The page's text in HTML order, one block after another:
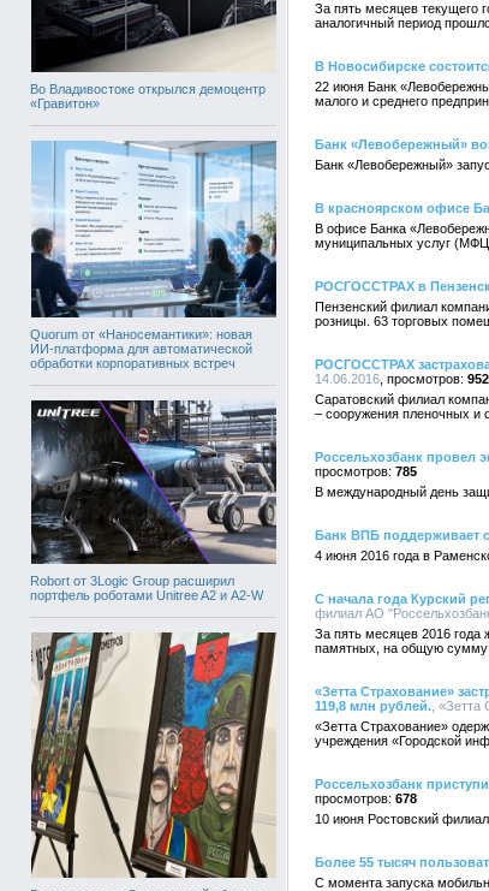
Во Владивостоке открылся демоцентр
«Гравитон»
Quorum от «Наносемантики»: новая
ИИ-платформа для автоматической
обработки корпоративных встреч
Robort от 3Logic Group расширил
портфель роботами Unitree A2 и A2-W
За пять месяцев текущего
аналогичный период
В Новосибирске
22 июня Банк
малого и среднего
Банк «Левобережный»
Банк «Левобережный»
В красноярском офисе
В офисе Банка
муниципальных услуг
РОСГОССТРАХ в
Пензенский филиал
розницы. 63 торговых
РОСГОССТРАХ
14.06.2016
952
Саратовский филиал
– сооружения пленочных и
Россельхозбанк провел
785
В международный день
Банк ВПБ поддерживает
4 июня 2016 года в
С начала года Курский
филиал АО
За пять месяцев 2016 года
памятных, на общую сумму
«Зетта Страхование»
119,8 млн рублей. ,
«Зетта Страхование»
учреждения «Городской
Россельхозбанк
678
10 июня Ростовский
Более 55 тысяч
С момента запуска